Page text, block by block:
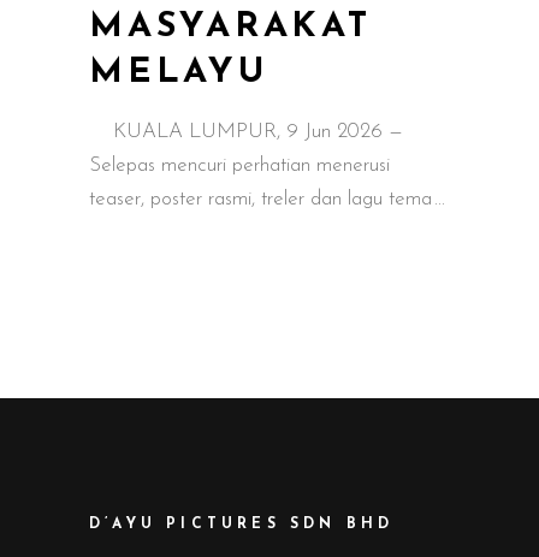
MASYARAKAT
MELAYU
KUALA LUMPUR, 9 Jun 2026 —
Selepas mencuri perhatian menerusi
teaser, poster rasmi, treler dan lagu tema
D’AYU PICTURES SDN BHD